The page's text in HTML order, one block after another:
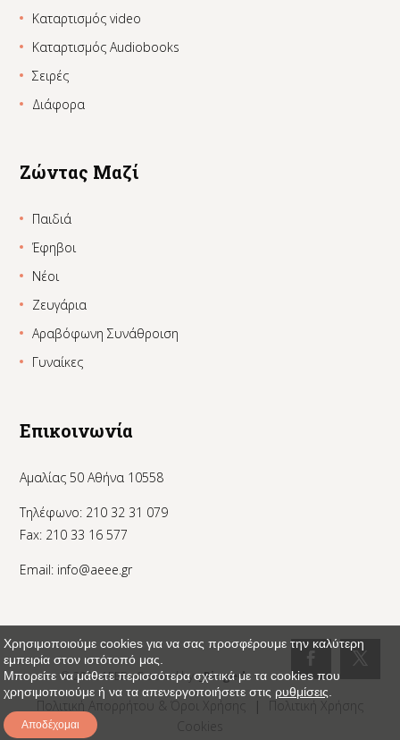
Καταρτισμός video
Καταρτισμός Audiobooks
Σειρές
Διάφορα
Ζώντας Μαζί
Παιδιά
Έφηβοι
Νέοι
Ζευγάρια
Αραβόφωνη Συνάθροιση
Γυναίκες
Επικοινωνία
Αμαλίας 50 Αθήνα 10558
Τηλέφωνο: 210 32 31 079
Fax: 210 33 16 577
Email: info@aeee.gr
© 2024 AEEE - Created by:_Pinged
Πολιτική Απορρήτου & Όροι Χρήσης |
Πολιτική Χρήσης
Χρησιμοποιούμε cookies για να σας προσφέρουμε την καλύτερη
εμπειρία στον ιστότοπό μας.
Μπορείτε να μάθετε περισσότερα σχετικά με τα cookies που
χρησιμοποιούμε ή να τα απενεργοποιήσετε στις ρυθμίσεις
Αποδέχομαι